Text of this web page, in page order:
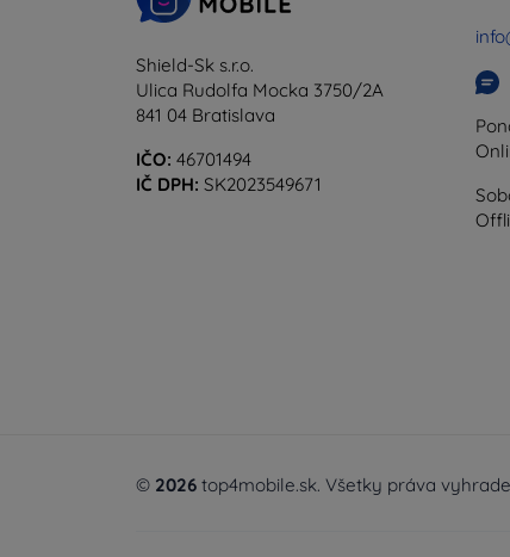
Shield-Sk s.r.o.
Ulica Rudolfa Mocka 3750/2A
841 04 Bratislava
IČO: 46701494
IČ DPH: SK2023549671
© 2026 top4mobile.sk. Všetky práva